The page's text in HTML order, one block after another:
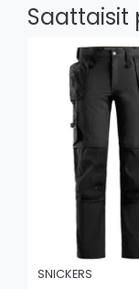
Saattaisit
SNICKERS